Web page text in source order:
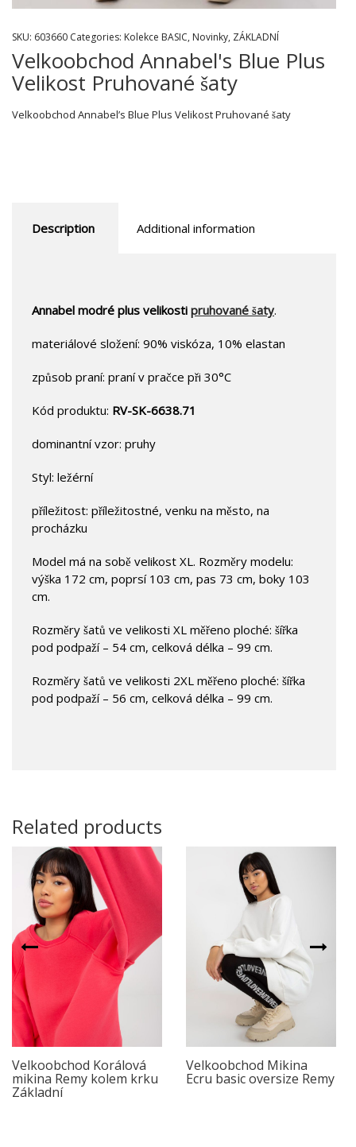
SKU: 603660 Categories: Kolekce BASIC, Novinky, ZÁKLADNÍ
Velkoobchod Annabel's Blue Plus
Velikost Pruhované šaty
Velkoobchod Annabel’s Blue Plus Velikost Pruhované šaty
Description Additional information
Annabel modré plus velikosti pruhované šaty.
materiálové složení: 90% viskóza, 10% elastan
způsob praní: praní v pračce při 30°C
Kód produktu: RV-SK-6638.71
dominantní vzor: pruhy
Styl: ležérní
příležitost: příležitostné, venku na město, na
procházku
Model má na sobě velikost XL. Rozměry modelu:
výška 172 cm, poprsí 103 cm, pas 73 cm, boky 103
cm.
Rozměry šatů ve velikosti XL měřeno ploché: šířka
pod podpaží – 54 cm, celková délka – 99 cm.
Rozměry šatů ve velikosti 2XL měřeno ploché: šířka
pod podpaží – 56 cm, celková délka – 99 cm.
Related products
Velkoobchod Korálová
mikina Remy kolem krku
Základní
Velkoobchod Mikina
Ecru basic oversize Remy